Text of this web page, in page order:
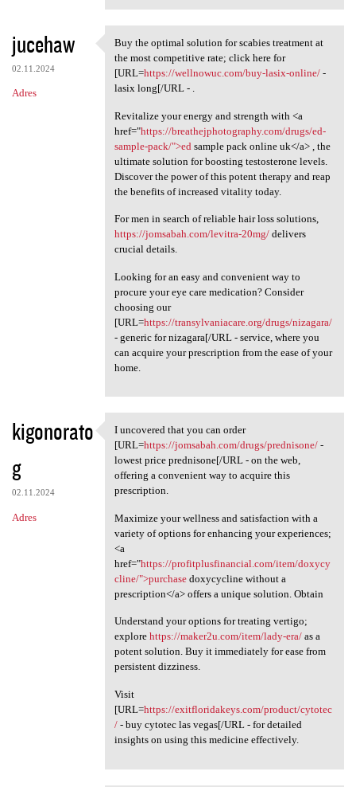
jucehaw
02.11.2024
Adres
Buy the optimal solution for
Buy the optimal solution for scabies treatment at
the most competitive rate; click here for
[URL=https://wellnowuc.com/buy-lasix-online/-
lasix long[/URL - .
Revitalize your energy and strength with <a
href="https://breathejphotography.com/drugs/ed-
sample-pack/">ed sample pack online uk</a> , the
ultimate solution for boosting testosterone levels.
Discover the power of this potent therapy and reap
the benefits of increased vitality today.
For men in search of reliable hair loss solutions,
https://jomsabah.com/levitra-20mg/delivers
crucial details.
Looking for an easy and convenient way to
procure your eye care medication? Consider
choosing our
[URL=https://transylvaniacare.org/drugs/nizagara/
- generic for nizagara[/URL - service, where you
can acquire your prescription from the ease of your
home.
kigonorato
g
02.11.2024
Adres
I uncovered that you can
I uncovered that you can order
[URL=https://jomsabah.com/drugs/prednisone/-
lowest price prednisone[/URL - on the web,
offering a convenient way to acquire this
prescription.
Maximize your wellness and satisfaction with a
variety of options for enhancing your experiences;
<a
href="https://profitplusfinancial.com/item/doxycy
cline/">purchasedoxycycline without a
prescription</a> offers a unique solution. Obtain
Understand your options for treating vertigo;
explore https://maker2u.com/item/lady-era/as a
potent solution. Buy it immediately for ease from
persistent dizziness.
Visit
[URL=https://exitfloridakeys.com/product/cytotec
/- buy cytotec las vegas[/URL - for detailed
insights on using this medicine effectively.